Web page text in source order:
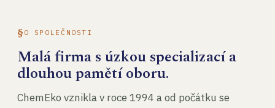
O SPOLEČNOSTI
Malá firma s úzkou specializací a
dlouhou pamětí oboru.
ChemEko vznikla v roce 1994 a od počátku se